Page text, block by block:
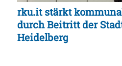
rku.it stärkt
durch Beitritt der
Heidelberg